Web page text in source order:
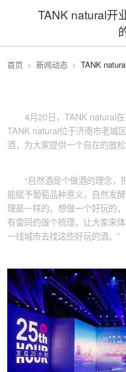
TANK natural开
首页 新闻动态 TANK
4月20日，TANK natural在
TANK natural位于济南市老城
酒，为大家提供一个自在的放松
“自然酒是个做酒的理念，
能赋予葡萄品种意义，自然发
理是一样的。想做一个好玩的
有雷同的做个梳理，让大家来
一线城市去找这些好玩的酒。”